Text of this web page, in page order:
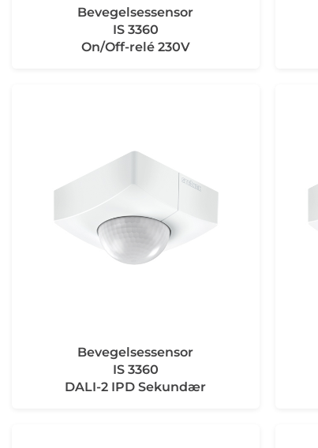
Bevegelsessensor
IS 3360
On/Off-relé 230V
Bevegelsessensor
IS 3360
DALI-2 IPD Sekundær